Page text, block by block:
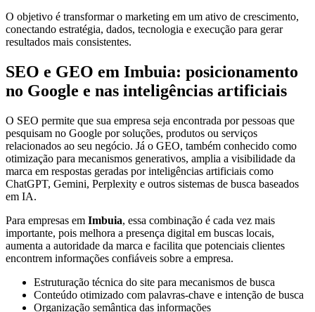
O objetivo é transformar o marketing em um ativo de crescimento,
conectando estratégia, dados, tecnologia e execução para gerar
resultados mais consistentes.
SEO e GEO em Imbuia: posicionamento
no Google e nas inteligências artificiais
O SEO permite que sua empresa seja encontrada por pessoas que
pesquisam no Google por soluções, produtos ou serviços
relacionados ao seu negócio. Já o GEO, também conhecido como
otimização para mecanismos generativos, amplia a visibilidade da
marca em respostas geradas por inteligências artificiais como
ChatGPT, Gemini, Perplexity e outros sistemas de busca baseados
em IA.
Para empresas em Imbuia, essa combinação é cada vez mais
importante, pois melhora a presença digital em buscas locais,
aumenta a autoridade da marca e facilita que potenciais clientes
encontrem informações confiáveis sobre a empresa.
Estruturação técnica do site para mecanismos de busca
Conteúdo otimizado com palavras-chave e intenção de busca
Organização semântica das informações